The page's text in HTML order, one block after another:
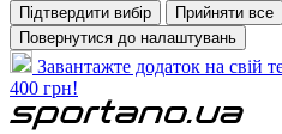
Підтвердити вибір
Прийняти все
Повернутися до налаштувань
Завантажте додаток на свій
400 грн!